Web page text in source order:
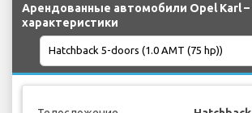
Арендованные автомобили Opel Karl –
характеристики